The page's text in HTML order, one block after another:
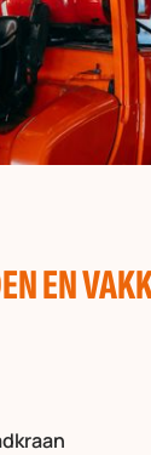
EN